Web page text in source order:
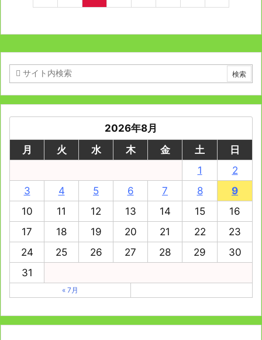
2026年8月
月
火 水 木 金 土
日
1
2
3
4 5 6 7 8
9
10
11 12 13 14 15
16
17
18 19 20 21 22
23
24
25 26 27 28 29
30
31
« 7月